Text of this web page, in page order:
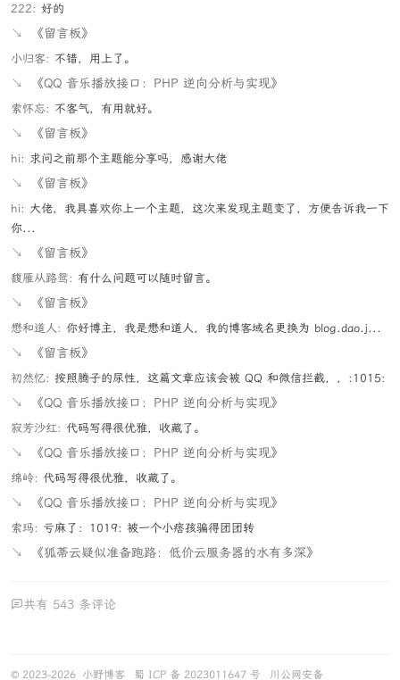
222: 好的
↘ 《留言板》
小归客: 不错，用上了。
↘ 《QQ 音乐播放接口：PHP 逆向分析与实现》
索怀忘: 不客气，有用就好。
↘ 《留言板》
hi: 求问之前那个主题能分享吗，感谢大佬
↘ 《留言板》
hi: 大佬，我具喜欢你上一个主题，这次来发现主题变了，方便告诉我一下
你...
↘ 《留言板》
馥雁从路鸳: 有什么问题可以随时留言。
↘ 《留言板》
懋和道人: 你好博主，我是懋和道人，我的博客域名更换为 blog.dao.j...
↘ 《留言板》
初然忆: 按照腾子的尿性，这篇文章应该会被 QQ 和微信拦截，，:1015:
↘ 《QQ 音乐播放接口：PHP 逆向分析与实现》
寂芳沙红: 代码写得很优雅，收藏了。
↘ 《QQ 音乐播放接口：PHP 逆向分析与实现》
绵岭: 代码写得很优雅，收藏了。
↘ 《QQ 音乐播放接口：PHP 逆向分析与实现》
索玛: 亏麻了：1019: 被一个小痞孩骗得团团转
↘ 《狐蒂云疑似准备跑路：低价云服务器的水有多深》
共有 543 条评论
© 2023-2026 小野博客 蜀 ICP 备 2023011647 号 川公网安备